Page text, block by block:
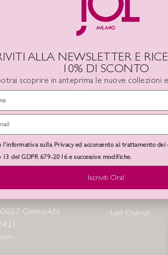
Osimo, AN
SHOP MENU
Lookbook FW
Last Chance
ALLA NEWSLETTER E
10% DI SCONTO
scoprire in anteprima le nuove collezioni
l'informativa sulla Privacy ed acconsento al trattamento dei
13 del GDPR 679-2016 e successive modifiche.
Iscriviti Ora!